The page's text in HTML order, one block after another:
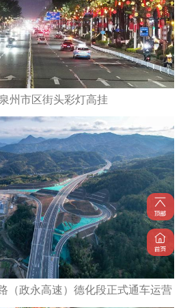
州市区街头彩灯高挂
（政永高速）德化段正式通车运营